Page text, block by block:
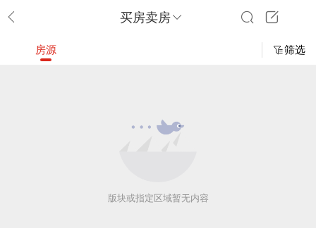
买房卖房
房源 筛选
版块或指定区域暂无内容